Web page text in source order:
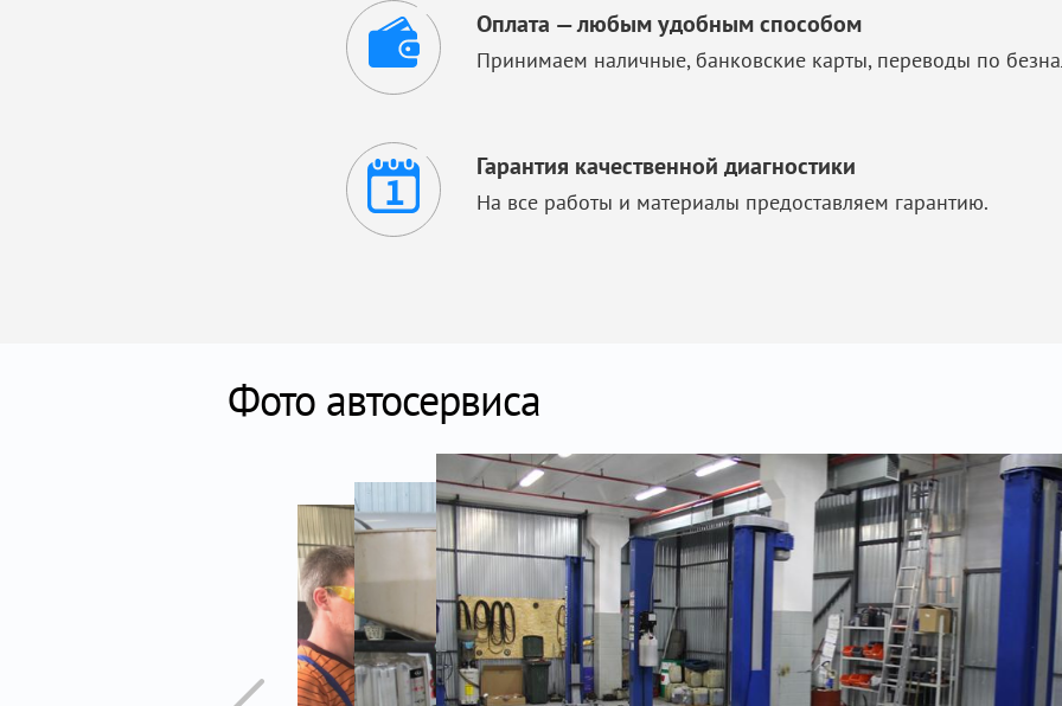
Оплата — любым удобным способом
Принимаем наличные, банковские карты, переводы по
Гарантия качественной диагностики
На все работы и материалы предоставляем гарантию.
Фото автосервиса